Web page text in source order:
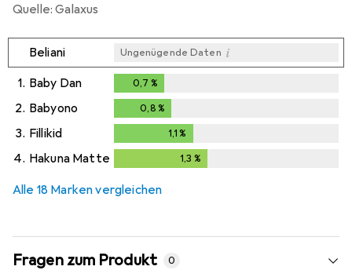
Quelle: Galaxus
Beliani Ungenügende Daten i
1. Baby Dan 0,7 %
2. Babyono 0,8 %
3. Fillikid 1,1 %
4. Hakuna Matte 1,3 %
Alle 18 Marken vergleichen
Fragen zum Produkt 0